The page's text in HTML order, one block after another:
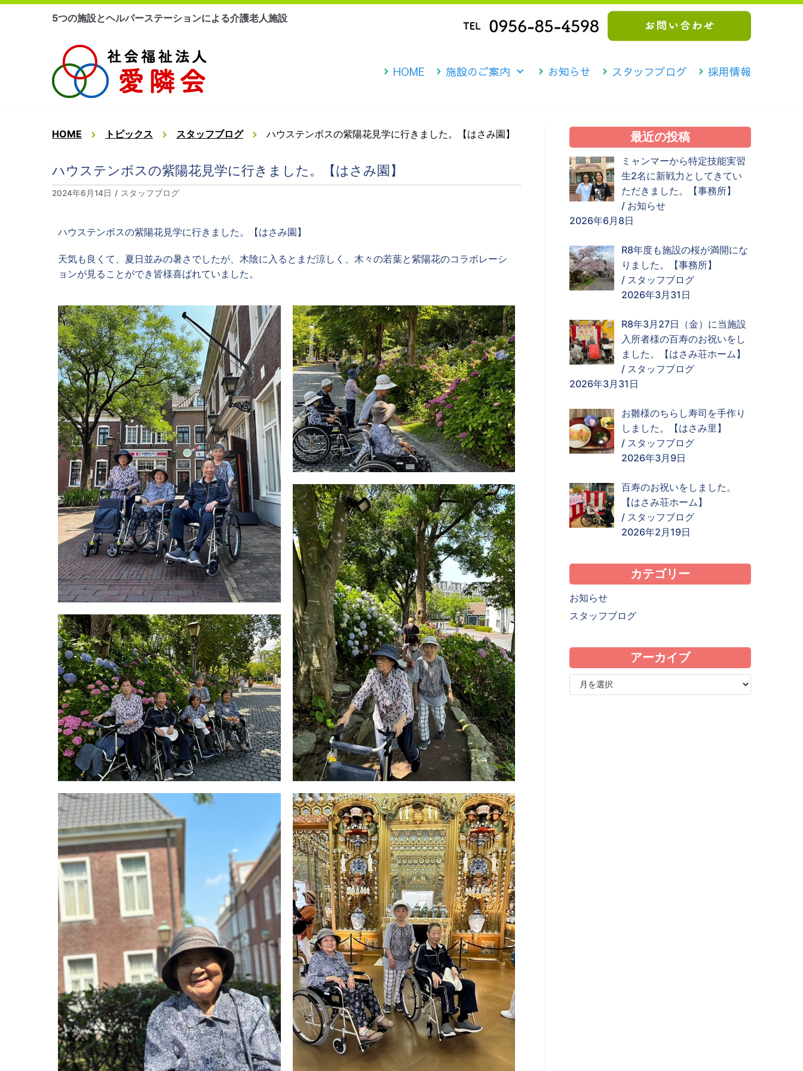
5つの施設とヘルパーステーションによる介護老人施設
HOME 施設のご案内 お知らせ スタッフブログ 採用情報
HOME トピックス スタッフブログ ハウステンボスの紫陽花見学に行きました。【はさみ園】
ハウステンボスの紫陽花見学に行きました。【はさみ園】
2024年6月14日 スタッフブログ
ハウステンボスの紫陽花見学に行きました。【はさみ園】
天気も良くて、夏日並みの暑さでしたが、木陰に入るとまだ涼しく、木々の若葉と紫陽花のコラボレーシ
ョンが見ることができ皆様喜ばれていました。
最近の投稿
ミャンマーから特定技能実習
生2名に新戦力としてきてい
ただきました。【事務所】
/ お知らせ
2026年6月8日
R8年度も施設の桜が満開にな
りました。【事務所】
/ スタッフブログ
2026年3月31日
R8年3月27日（金）に当施設
入所者様の百寿のお祝いをし
ました。【はさみ荘ホーム】
/ スタッフブログ
2026年3月31日
お雛様のちらし寿司を手作り
しました。【はさみ里】
/ スタッフブログ
2026年3月9日
百寿のお祝いをしました。
【はさみ荘ホーム】
/ スタッフブログ
2026年2月19日
カテゴリー
お知らせ
スタッフブログ
アーカイブ